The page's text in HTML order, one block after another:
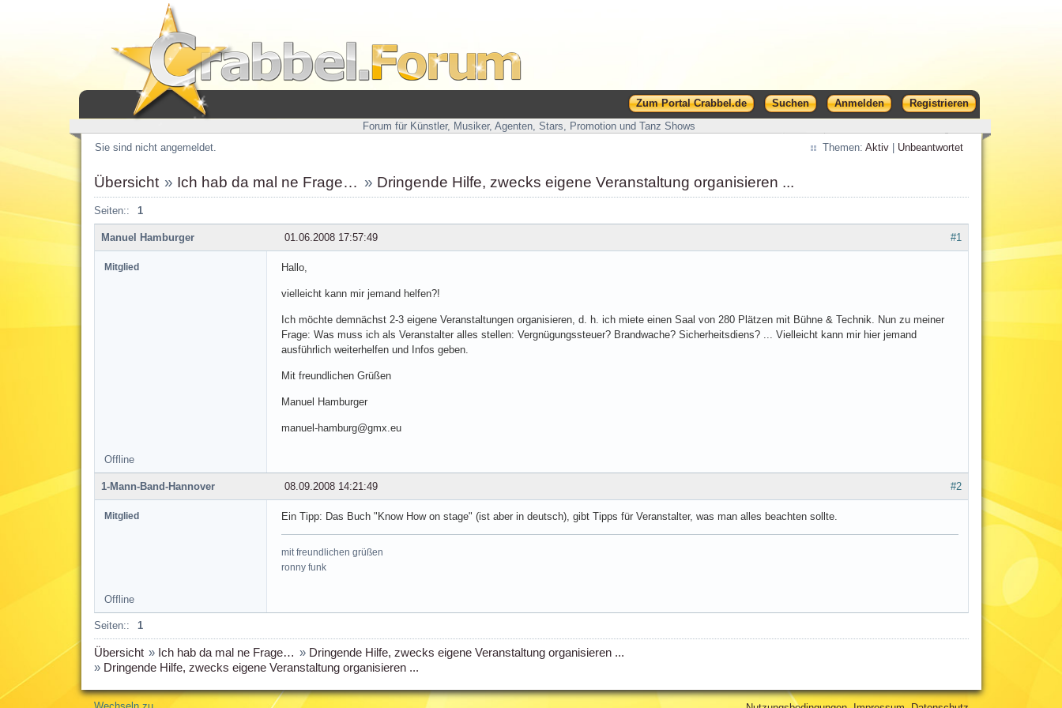
Zum Portal Crabbel.de Suchen Anmelden
Registrieren
Forum für Künstler, Musiker, Agenten, Stars, Promotion und Tanz Shows
Sie sind nicht angemeldet.
Themen: Aktiv| Unbeantwortet
Übersicht » Ich hab da mal ne Frage… » Dringende Hilfe, zwecks eigene Veranstaltung organisieren ...
Seiten:: 1
#1
01.06.2008 17:57:49
Manuel Hamburger
Mitglied Hallo,
vielleicht kann mir jemand helfen?!
Ich möchte demnächst 2-3 eigene Veranstaltungen organisieren, d. h. ich miete einen Saal von 280 Plätzen mit Bühne & Technik. Nun zu meiner
Frage: Was muss ich als Veranstalter alles stellen: Vergnügungssteuer? Brandwache? Sicherheitsdiens? ... Vielleicht kann mir hier jemand
ausführlich weiterhelfen und Infos geben.
Mit freundlichen Grüßen
Manuel Hamburger
manuel-hamburg@gmx.eu
Offline
#2
08.09.2008 14:21:49
1-Mann-Band-Hannover
Mitglied Ein Tipp: Das Buch "Know How on stage" (ist aber in deutsch), gibt Tipps für Veranstalter, was man alles beachten sollte.
mit freundlichen grüßen
ronny funk
Offline
Seiten:: 1
Übersicht » Ich hab da mal ne Frage… » Dringende Hilfe, zwecks eigene Veranstaltung organisieren ...
» Dringende Hilfe, zwecks eigene Veranstaltung organisieren ...